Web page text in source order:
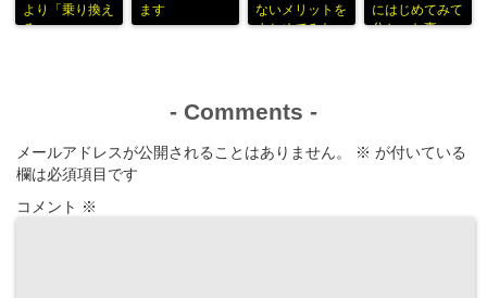
より「乗り換え
る」
ます
ないメリットを
まとめてみた
にはじめてみて
分かった事
- Comments -
メールアドレスが公開されることはありません。 ※ が付いている
欄は必須項目です
コメント ※